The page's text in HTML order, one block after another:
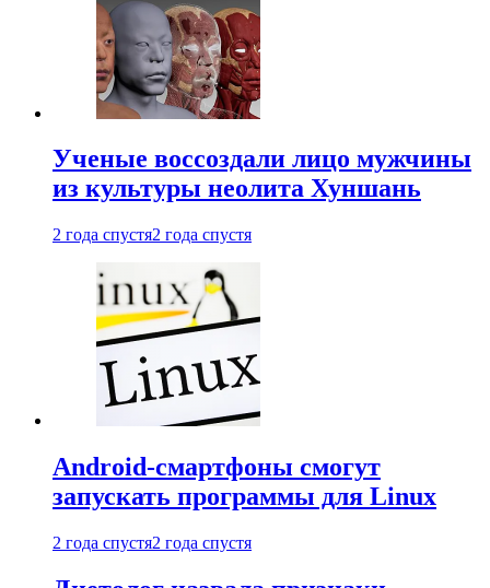
Ученые воссоздали лицо мужчины
из культуры неолита Хуншань
2 года спустя2 года спустя
Android-смартфоны смогут
запускать программы для Linux
2 года спустя2 года спустя